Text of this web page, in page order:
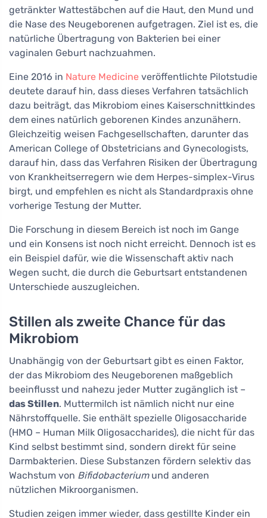
getränkter Wattestäbchen auf die Haut, den Mund und
die Nase des Neugeborenen aufgetragen. Ziel ist es, die
natürliche Übertragung von Bakterien bei einer
vaginalen Geburt nachzuahmen.
Eine 2016 in Nature Medicine veröffentlichte Pilotstudie
deutete darauf hin, dass dieses Verfahren tatsächlich
dazu beiträgt, das Mikrobiom eines Kaiserschnittkindes
dem eines natürlich geborenen Kindes anzunähern.
Gleichzeitig weisen Fachgesellschaften, darunter das
American College of Obstetricians and Gynecologists,
darauf hin, dass das Verfahren Risiken der Übertragung
von Krankheitserregern wie dem Herpes-simplex-Virus
birgt, und empfehlen es nicht als Standardpraxis ohne
vorherige Testung der Mutter.
Die Forschung in diesem Bereich ist noch im Gange
und ein Konsens ist noch nicht erreicht. Dennoch ist es
ein Beispiel dafür, wie die Wissenschaft aktiv nach
Wegen sucht, die durch die Geburtsart entstandenen
Unterschiede auszugleichen.
Stillen als zweite Chance für das
Mikrobiom
Unabhängig von der Geburtsart gibt es einen Faktor,
der das Mikrobiom des Neugeborenen maßgeblich
beeinflusst und nahezu jeder Mutter zugänglich ist –
das Stillen. Muttermilch ist nämlich nicht nur eine
Nährstoffquelle. Sie enthält spezielle Oligosaccharide
(HMO – Human Milk Oligosaccharides), die nicht für das
Kind selbst bestimmt sind, sondern direkt für seine
Darmbakterien. Diese Substanzen fördern selektiv das
Wachstum von Bifidobacteriumund anderen
nützlichen Mikroorganismen.
Studien zeigen immer wieder, dass gestillte Kinder ein